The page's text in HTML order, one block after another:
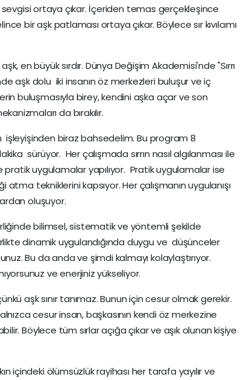
sevgisi ortaya çıkar. İçeriden temas gerçekleşince
bir aşk patlaması ortaya çıkar. Böylece sır kıvılcımı
en büyük sırdır. Dünya Değişim Akademisi'nde "Sırrı
aşk dolu iki insanın öz merkezleri buluşur ve iç
buluşmasıyla birey, kendini aşka açar ve son
da bırakılır.
işleyişinden biraz bahsedelim. Bu program 8
sürüyor. Her çalışmada sırrın nasıl algılanması ile
uygulamalar yapılıyor. Pratik uygulamalar ise
tekniklerini kapsıyor. Her çalışmanın uygulanışı
oluşuyor.
bilimsel, sistematik ve yöntemli şekilde
dinamik uygulandığında duygu ve düşünceler
Bu da anda ve şimdi kalmayı kolaylaştırıyor.
ve enerjiniz yükseliyor.
aşk sınır tanımaz. Bunun için cesur olmak gerekir.
cesur insan, başkasının kendi öz merkezine
Böylece tüm sırlar açığa çıkar ve aşık olunan kişiye
içindeki ölümsüzlük rayihası her tarafa yayılır ve